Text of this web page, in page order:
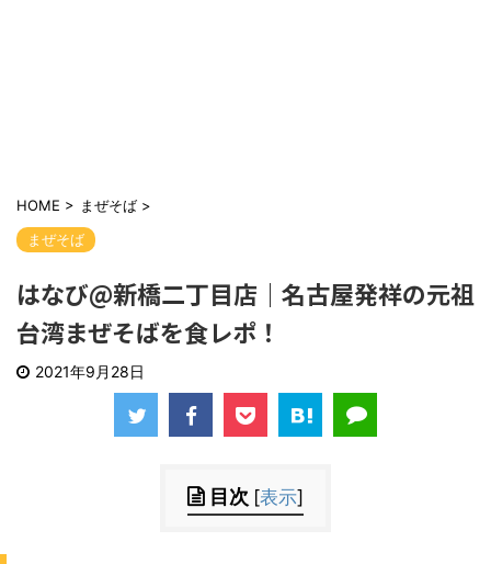
HOME > まぜそば >
まぜそば
はなび@新橋二丁目店｜名古屋発祥の元祖
台湾まぜそばを食レポ！
2021年9月28日
目次 [表示]